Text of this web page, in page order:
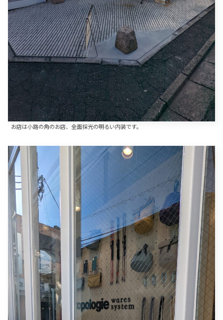
お店は小路の角のお店、全面採光の明るい内装です。